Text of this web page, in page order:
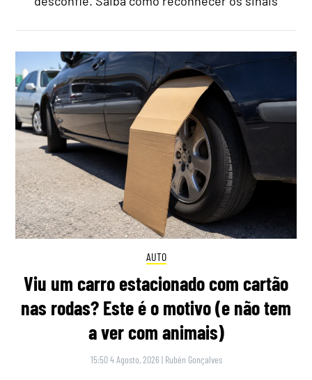
AUTO
Viu um carro estacionado com cartão
nas rodas? Este é o motivo (e não tem
a ver com animais)
15:50 4 Agosto, 2026 | Rubén Gonçalves